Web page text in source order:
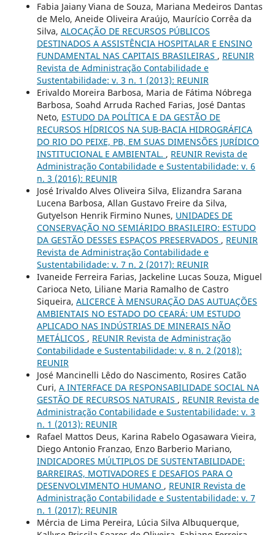
Fabia Jaiany Viana de Souza, Mariana Medeiros Dantas
de Melo, Aneide Oliveira Araújo, Maurício Corrêa da
Silva, ALOCAÇÃO DE RECURSOS PÚBLICOS
DESTINADOS A ASSISTÊNCIA HOSPITALAR E ENSINO
FUNDAMENTAL NAS CAPITAIS BRASILEIRAS , REUNIR
Revista de Administração Contabilidade e
Sustentabilidade: v. 3 n. 1 (2013): REUNIR
Erivaldo Moreira Barbosa, Maria de Fátima Nóbrega
Barbosa, Soahd Arruda Rached Farias, José Dantas
Neto, ESTUDO DA POLÍTICA E DA GESTÃO DE
RECURSOS HÍDRICOS NA SUB-BACIA HIDROGRÁFICA
DO RIO DO PEIXE, PB, EM SUAS DIMENSÕES JURÍDICO
INSTITUCIONAL E AMBIENTAL. , REUNIR Revista de
Administração Contabilidade e Sustentabilidade: v. 6
n. 3 (2016): REUNIR
José Irivaldo Alves Oliveira Silva, Elizandra Sarana
Lucena Barbosa, Allan Gustavo Freire da Silva,
Gutyelson Henrik Firmino Nunes, UNIDADES DE
CONSERVAÇÃO NO SEMIÁRIDO BRASILEIRO: ESTUDO
DA GESTÃO DESSES ESPAÇOS PRESERVADOS , REUNIR
Revista de Administração Contabilidade e
Sustentabilidade: v. 7 n. 2 (2017): REUNIR
Ivaneide Ferreira Farias, Jackeline Lucas Souza, Miguel
Carioca Neto, Liliane Maria Ramalho de Castro
Siqueira, ALICERCE À MENSURAÇÃO DAS AUTUAÇÕES
AMBIENTAIS NO ESTADO DO CEARÁ: UM ESTUDO
APLICADO NAS INDÚSTRIAS DE MINERAIS NÃO
METÁLICOS , REUNIR Revista de Administração
Contabilidade e Sustentabilidade: v. 8 n. 2 (2018):
REUNIR
José Mancinelli Lêdo do Nascimento, Rosires Catão
Curi, A INTERFACE DA RESPONSABILIDADE SOCIAL NA
GESTÃO DE RECURSOS NATURAIS , REUNIR Revista de
Administração Contabilidade e Sustentabilidade: v. 3
n. 1 (2013): REUNIR
Rafael Mattos Deus, Karina Rabelo Ogasawara Vieira,
Diego Antonio Franzao, Enzo Barberio Mariano,
INDICADORES MÚLTIPLOS DE SUSTENTABILIDADE:
BARREIRAS, MOTIVADORES E DESAFIOS PARA O
DESENVOLVIMENTO HUMANO , REUNIR Revista de
Administração Contabilidade e Sustentabilidade: v. 7
n. 1 (2017): REUNIR
Mércia de Lima Pereira, Lúcia Silva Albuquerque,